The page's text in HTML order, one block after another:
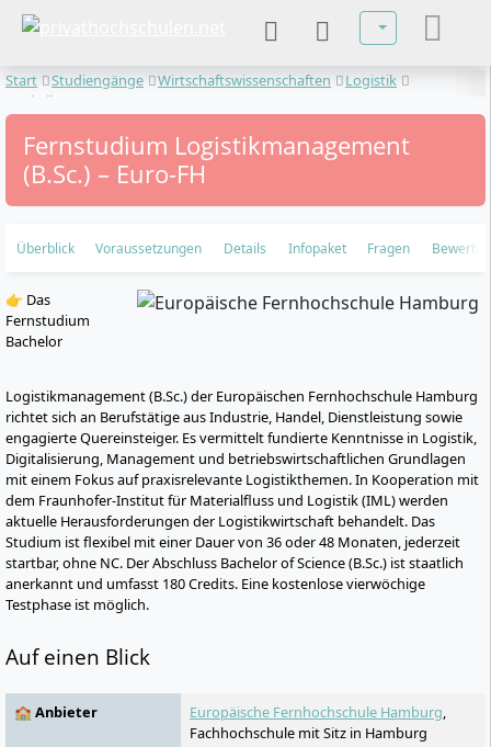
Sprache
Start Studiengänge Wirtschaftswissenschaften
Logistik
Logistikmanagement
Fernstudium Logistikmanagement
(B.Sc.) – Euro-FH
Überblick Voraussetzungen Details Infopaket Fragen
👉 Das
Fernstudium
Bachelor
Logistikmanagement (B.Sc.) der Europäischen Fernhochschule Hamburg
richtet sich an Berufstätige aus Industrie, Handel, Dienstleistung sowie
engagierte Quereinsteiger. Es vermittelt fundierte Kenntnisse in Logistik,
Digitalisierung, Management und betriebswirtschaftlichen Grundlagen
mit einem Fokus auf praxisrelevante Logistikthemen. In Kooperation mit
dem Fraunhofer-Institut für Materialfluss und Logistik (IML) werden
aktuelle Herausforderungen der Logistikwirtschaft behandelt. Das
Studium ist flexibel mit einer Dauer von 36 oder 48 Monaten, jederzeit
startbar, ohne NC. Der Abschluss Bachelor of Science (B.Sc.) ist staatlich
anerkannt und umfasst 180 Credits. Eine kostenlose vierwöchige
Testphase ist möglich.
Auf einen Blick
🏫 Anbieter Europäische Fernhochschule Hamburg,
Fachhochschule mit Sitz in Hamburg